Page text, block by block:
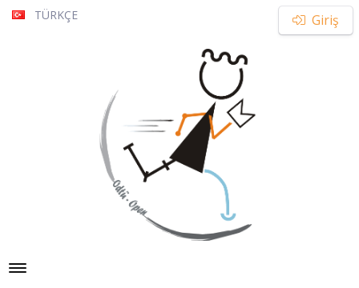
TÜRKÇE Giriş
Toggle navigation